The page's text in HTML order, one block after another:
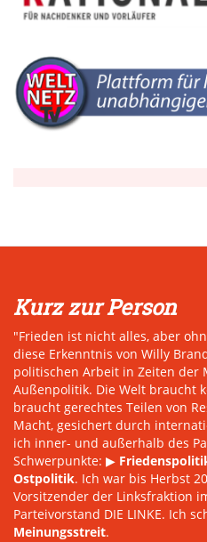
Kurz zur Person
"Frieden ist nicht alles, aber
diese Erkenntnis von Willy
politischen Arbeit in Zeiten der
Außenpolitik. Die Welt braucht
braucht gerechtes Teilen von
Macht, gesichert durch
ich inner- und außerhalb des
Schwerpunkte: ▶
Ostpolitik. Ich war bis Herbst
Vorsitzender der Linksfraktion
Parteivorstand DIE LINKE. Ich
Meinungsstreit.